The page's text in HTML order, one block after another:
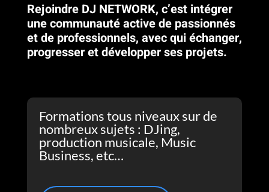
Rejoindre DJ NETWORK, c’est intégrer
une communauté active de passionnés
et de professionnels, avec qui échanger,
progresser et développer ses projets.
Formations tous niveaux sur de
nombreux sujets : DJing,
production musicale, Music
Business, etc…